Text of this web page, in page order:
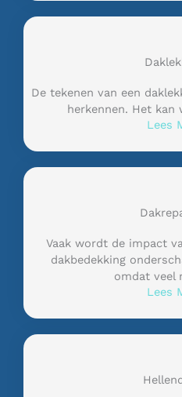
De tekenen van een
herkennen. Het
Lees
Vaak wordt de impact
dakbedekking
omdat veel
Lees